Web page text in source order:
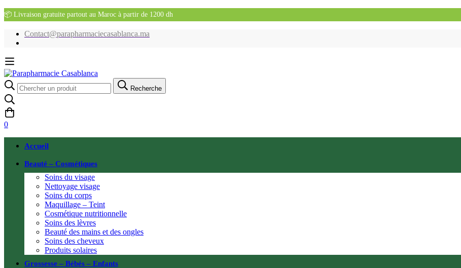
📦 Livraison gratuite partout au Maroc à partir de 1200 dh
Contact@parapharmaciecasablanca.ma
Recherche
pour:
Recherche
0
Accueil
Beauté – Cosmétiques
Soins du visage
Nettoyage visage
Soins du corps
Maquillage – Teint
Cosmétique nutritionnelle
Soins des lèvres
Beauté des mains et des ongles
Soins des cheveux
Produits solaires
Grossesse – Bébés – Enfants